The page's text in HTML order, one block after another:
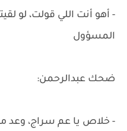
- أهو أنت اللي قولت، لو
المسؤول
ضحك عبدالرحمن:
- خلاص يا عم سراج، وعد